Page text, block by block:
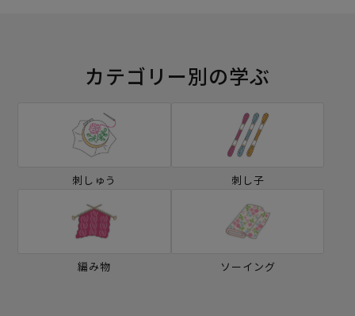
カテゴリー別の学ぶ
刺しゅう 刺し子
編み物 ソーイング